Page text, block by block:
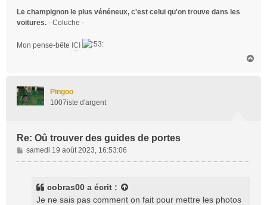
Le champignon le plus vénéneux, c'est celui qu'on trouve dans les
voitures. - Coluche -
Mon pense-bête ICI
Pingoo
1007iste d'argent
Re: Oû trouver des guides de portes
M
e
samedi 19 août 2023, 16:53:06
cobras00 a écrit :
Je ne sais pas comment on fait pour mettre les photos